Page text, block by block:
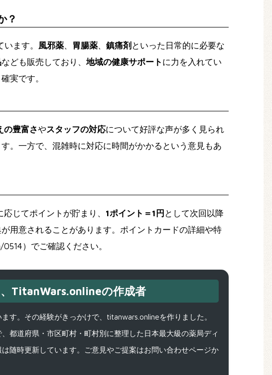
？
ます。 風邪薬、 胃腸薬、 鎮痛剤 といった日常的に必要な
なども販売しており、 地域の健康サポート に力を入れてい
実です。
の豊富さやスタッフの対応について好評な声が多く見られ
。一方で、混雑時に対応に時間がかかるという意見もあ
じてポイントが貯まり、 1ポイント＝1円 として次回以降
用意されることがあります。ポイントカードの詳細や特
）でご確認ください。
TitanWars.onlineの作成者
す。その経験がきっかけで、titanwars.onlineを作りました。
都道府県・市区町村・町村別に整理した日本最大級の薬局ディ
随時更新しています。ご意見やご提案はお問い合わせページか